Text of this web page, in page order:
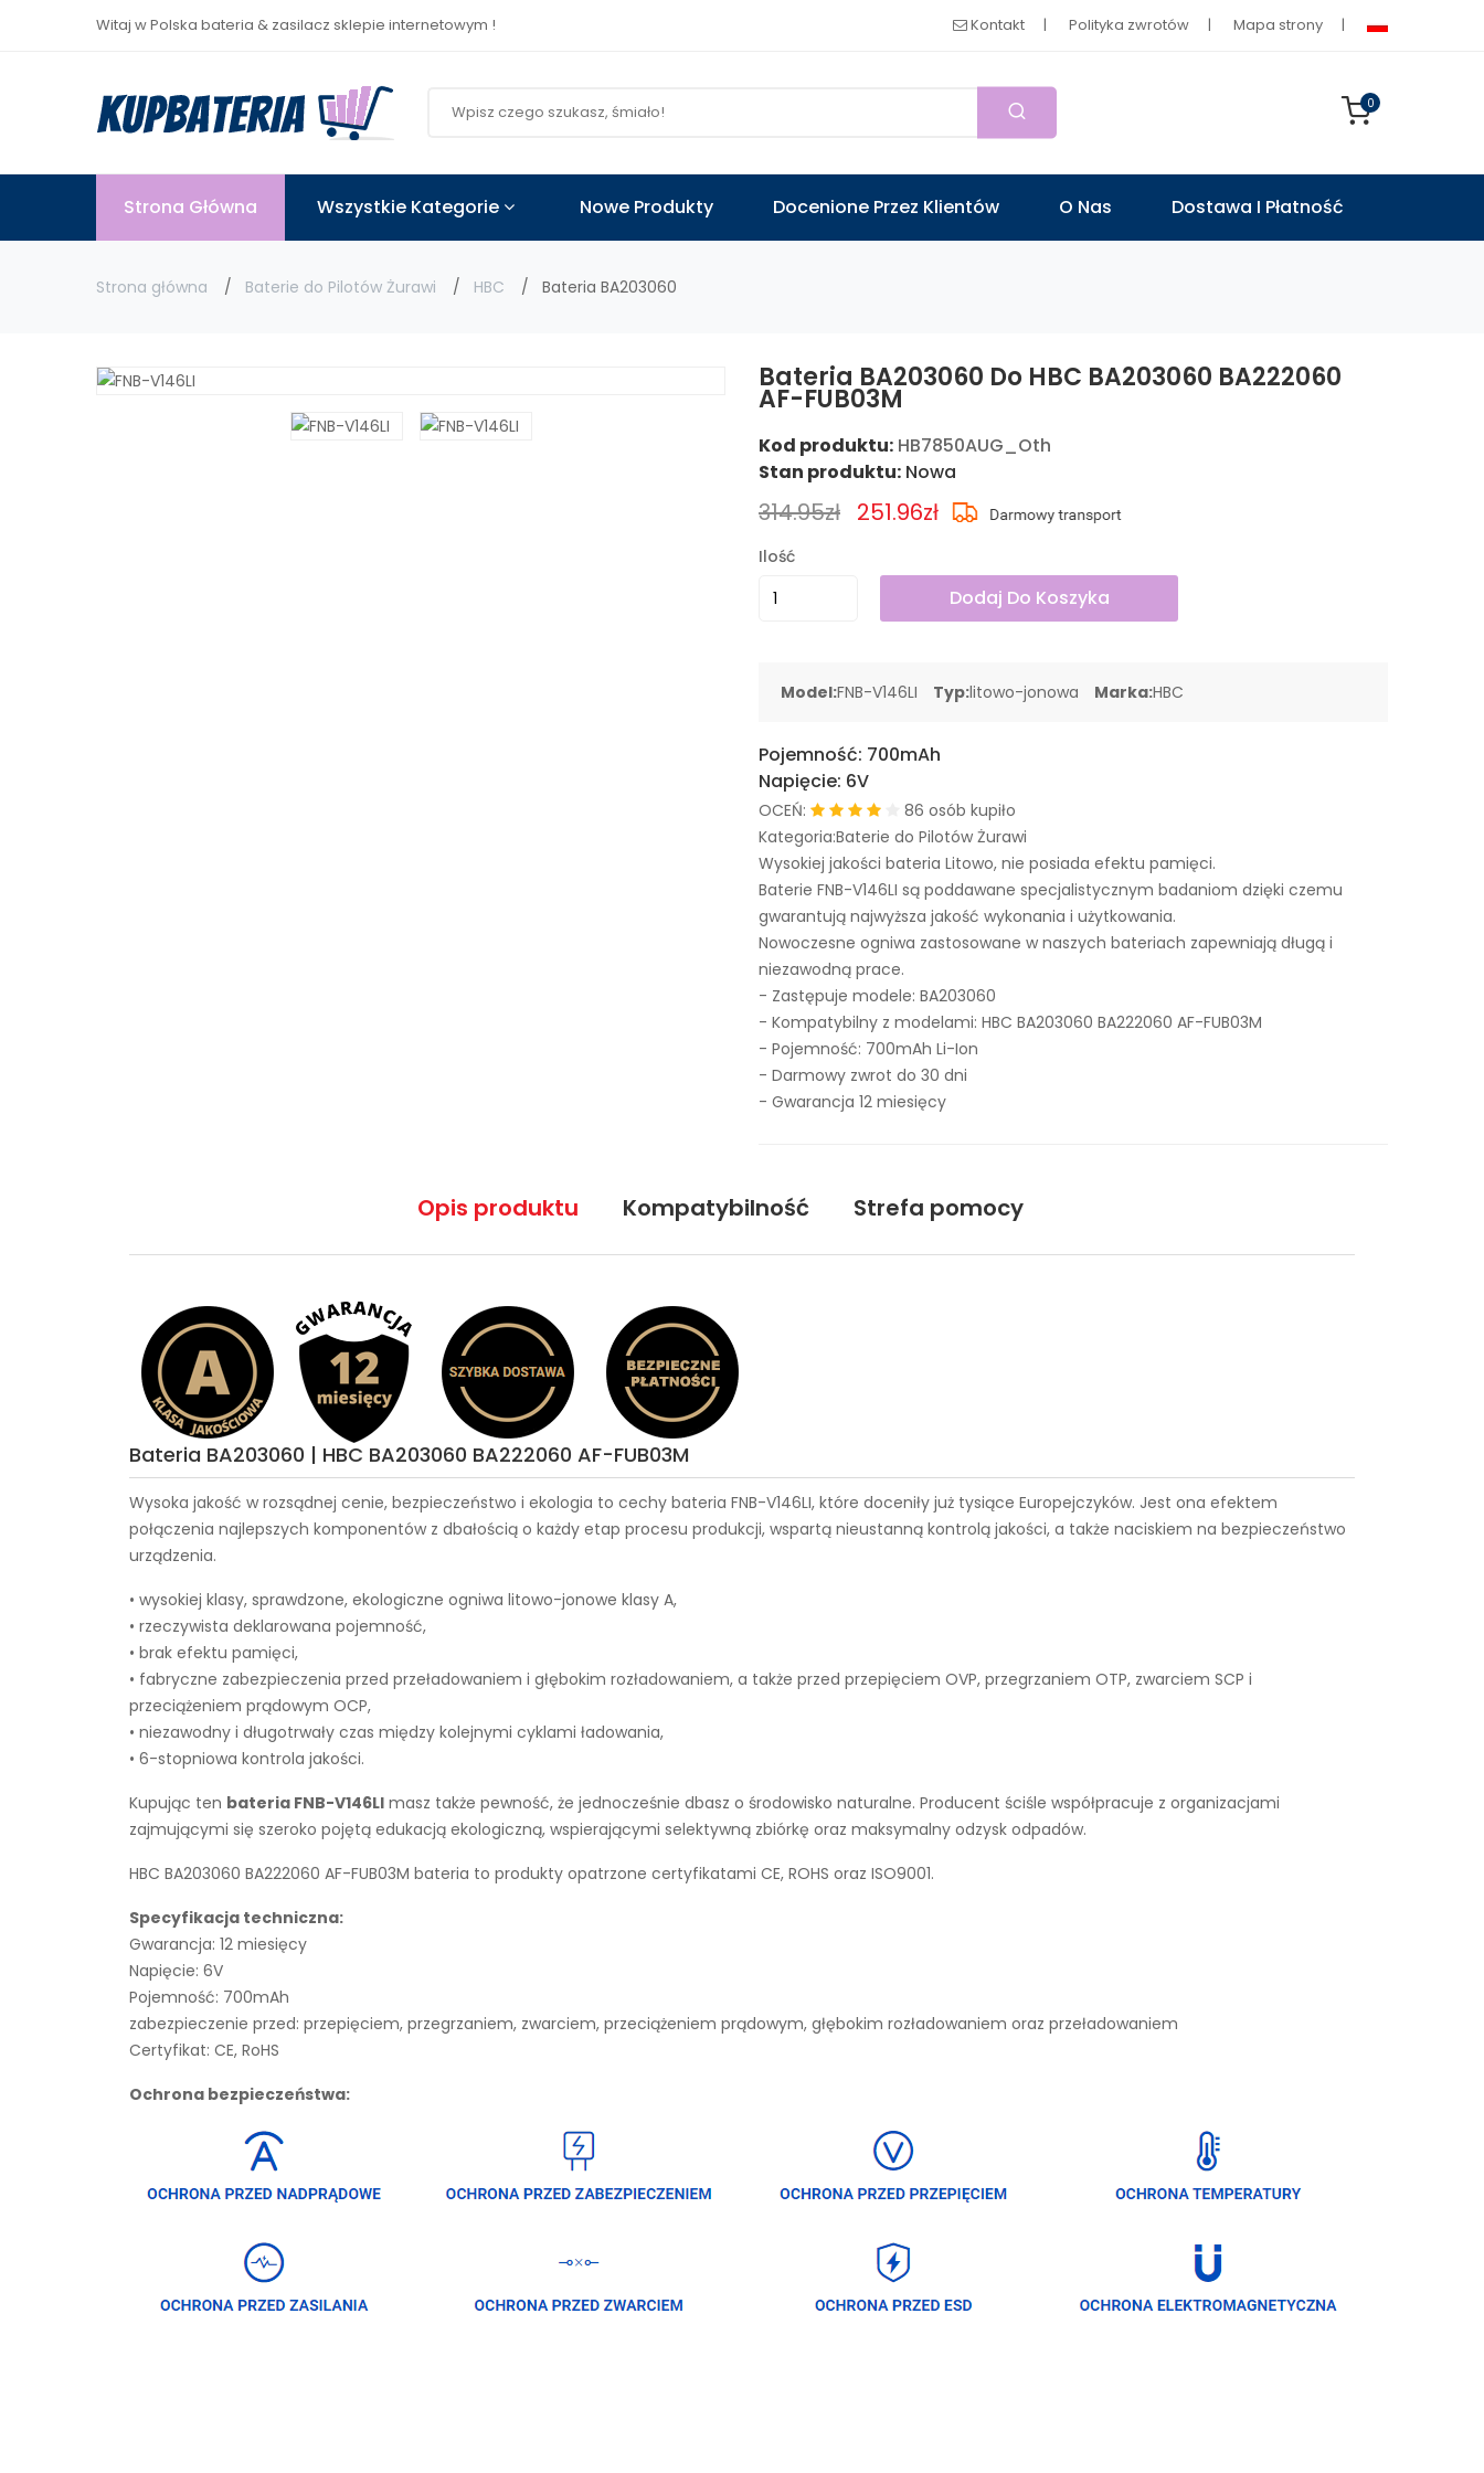
Witaj w Polska bateria & zasilacz sklepie internetowym ! Kontakt Polityka zwrotów Mapa strony
0
Strona Główna Wszystkie Kategorie Nowe Produkty Docenione Przez Klientów O Nas Dostawa I Płatność
Strona główna Baterie do Pilotów Żurawi HBC Bateria BA203060
Bateria BA203060 Do HBC BA203060 BA222060
AF-FUB03M
Kod produktu: HB7850AUG_Oth
Stan produktu: Nowa
314.95zł 251.96zł
Ilość
Dodaj Do Koszyka
Model:FNB-V146LI Typ:litowo-jonowa Marka:HBC
Pojemność: 700mAh
Napięcie: 6V
OCEŃ:
86 osób kupiło
Kategoria:Baterie do Pilotów Żurawi
Wysokiej jakości bateria Litowo, nie posiada efektu pamięci.
Baterie FNB-V146LI są poddawane specjalistycznym badaniom dzięki czemu
gwarantują najwyższa jakość wykonania i użytkowania.
Nowoczesne ogniwa zastosowane w naszych bateriach zapewniają długą i
niezawodną prace.
- Zastępuje modele: BA203060
- Kompatybilny z modelami: HBC BA203060 BA222060 AF-FUB03M
- Pojemność: 700mAh Li-Ion
- Darmowy zwrot do 30 dni
- Gwarancja 12 miesięcy
Opis produktu Kompatybilność Strefa pomocy
Bateria BA203060 | HBC BA203060 BA222060 AF-FUB03M
Wysoka jakość w rozsądnej cenie, bezpieczeństwo i ekologia to cechy bateria FNB-V146LI, które doceniły już tysiące Europejczyków. Jest ona efektem
połączenia najlepszych komponentów z dbałością o każdy etap procesu produkcji, wspartą nieustanną kontrolą jakości, a także naciskiem na bezpieczeństwo
urządzenia.
• wysokiej klasy, sprawdzone, ekologiczne ogniwa litowo-jonowe klasy A,
• rzeczywista deklarowana pojemność,
• brak efektu pamięci,
• fabryczne zabezpieczenia przed przeładowaniem i głębokim rozładowaniem, a także przed przepięciem OVP, przegrzaniem OTP, zwarciem SCP i
przeciążeniem prądowym OCP,
• niezawodny i długotrwały czas między kolejnymi cyklami ładowania,
• 6-stopniowa kontrola jakości.
Kupując ten bateria FNB-V146LI masz także pewność, że jednocześnie dbasz o środowisko naturalne. Producent ściśle współpracuje z organizacjami
zajmującymi się szeroko pojętą edukacją ekologiczną, wspierającymi selektywną zbiórkę oraz maksymalny odzysk odpadów.
HBC BA203060 BA222060 AF-FUB03M bateria to produkty opatrzone certyfikatami CE, ROHS oraz ISO9001.
Specyfikacja techniczna:
Gwarancja: 12 miesięcy
Napięcie: 6V
Pojemność: 700mAh
zabezpieczenie przed: przepięciem, przegrzaniem, zwarciem, przeciążeniem prądowym, głębokim rozładowaniem oraz przeładowaniem
Certyfikat: CE, RoHS
Ochrona bezpieczeństwa: